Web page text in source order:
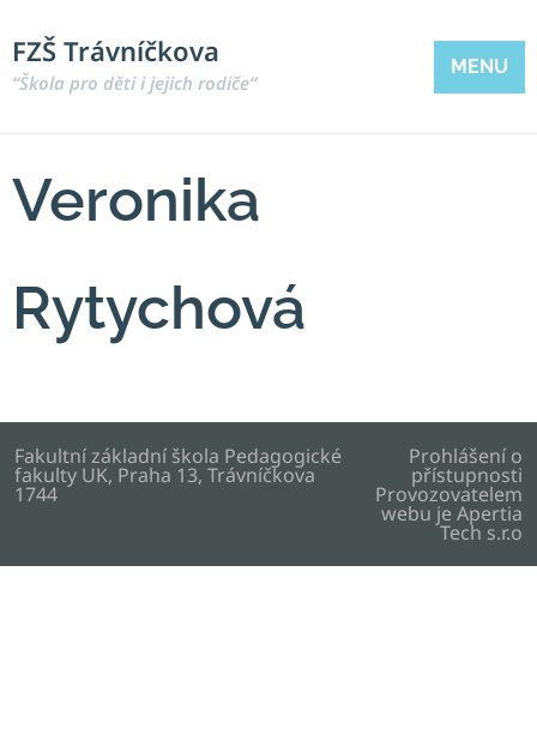
FZŠ Trávníčkova
“Škola pro děti i jejich rodiče“
MENU
Veronika
Rytychová
Fakultní základní škola Pedagogické
fakulty UK, Praha 13, Trávníčkova
1744
Prohlášení o
přístupnosti
Provozovatelem
webu je Apertia
Tech s.r.o